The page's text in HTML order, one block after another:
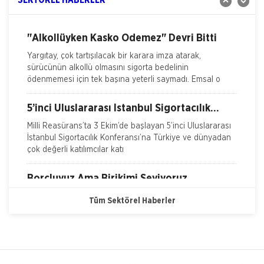
Kasko Hasar Dosyasında İstenilen Bilgiler
Kaza Tespit Tutanağı
Nakliye Hasarı İçin Gerekli Bilgiler
"Alkollüyken Kasko Ödemez" Devri Bitti
Yargıtay, çok tartışılacak bir karara imza atarak,
sürücünün alkollü olmasını sigorta bedelinin
ödenmemesi için tek başına yeterli saymadı. Emsal o
5’inci Uluslararası İstanbul Sigortacılık
Konferansı Milli Reasürans’ta yapıldı.
Milli Reasürans’ta 3 Ekim’de başlayan 5’inci Uluslararası
İstanbul Sigortacılık Konferansı’na Türkiye ve dünyadan
çok değerli katılımcılar katı
Borçluyuz Ama Birikimi Seviyoruz
NN Hayat ve Emeklilik adına Nielsen tarafından ilki
Doğa Sigorta’da Adnan Sığın Genel Müdür
Tüm Sektörel Haberler